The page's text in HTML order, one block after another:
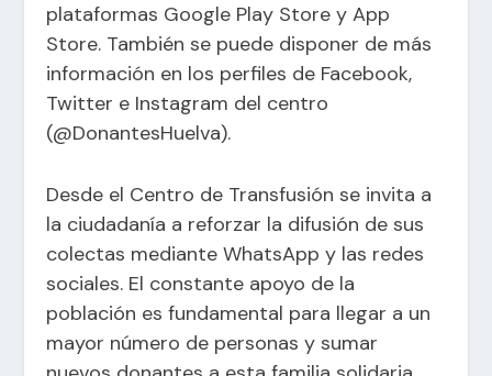
plataformas Google Play Store y App
Store. También se puede disponer de más
información en los perfiles de Facebook,
Twitter e Instagram del centro
(@DonantesHuelva).
Desde el Centro de Transfusión se invita a
la ciudadanía a reforzar la difusión de sus
colectas mediante WhatsApp y las redes
sociales. El constante apoyo de la
población es fundamental para llegar a un
mayor número de personas y sumar